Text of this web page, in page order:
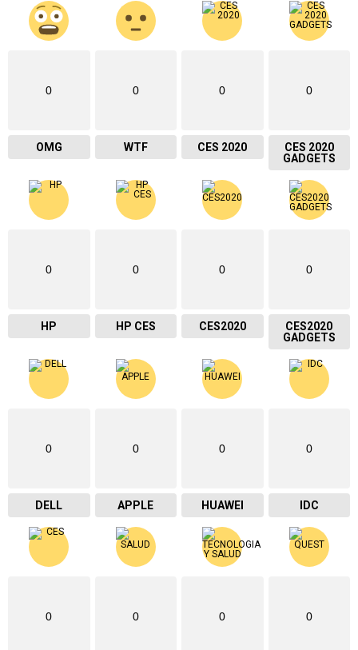
0
OMG
0
WTF
0
CES 2020
0
CES 2020
GADGETS
0
HP
0
HP CES
0
CES2020
0
CES2020
GADGETS
0
DELL
0
APPLE
0
HUAWEI
0
IDC
0 0 0 0